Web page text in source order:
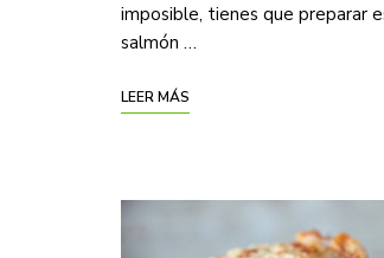
imposible, tienes que preparar
salmón …
LEER MÁS